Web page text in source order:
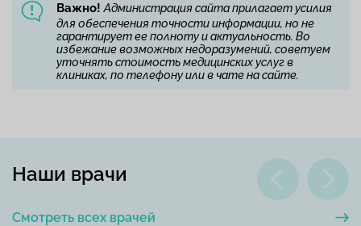
Важно! Администрация сайта прилагает усилия
для обеспечения точности информации, но не
гарантирует ее полноту и актуальность. Во
избежание возможных недоразумений, советуем
уточнять стоимость медицинских услуг в
клиниках, по телефону или в чате на сайте.
Смотреть всех врачей
Наши врачи